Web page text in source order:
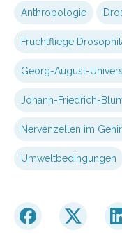
Anthropologie
Fruchtfliege
Georg-August-
Johann-Friedrich-
Nervenzellen im
Umweltbedingungen